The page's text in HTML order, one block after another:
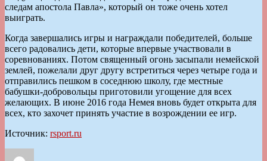
следам апостола Павла», который он тоже очень хотел
выиграть.
Когда завершались игры и награждали победителей, больше
всего радовались дети, которые впервые участвовали в
соревнованиях. Потом священный огонь засыпали немейской
землей, пожелали друг другу встретиться через четыре года и
отправились пешком в соседнюю школу, где местные
бабушки-добровольцы приготовили угощение для всех
желающих. В июне 2016 года Немея вновь будет открыта для
всех, кто захочет принять участие в возрождении ее игр.
Источник: rsport.ru